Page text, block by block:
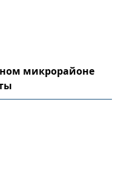
микрорайоне